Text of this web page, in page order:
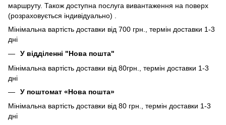
маршруту. Також доступна послуга вивантаження на поверх
(розраховується індивідуально) .
Мінімальна вартість доставки від 700 грн., термін доставки 1-3
дні
У відділенні "Нова пошта"
Мінімальна вартість доставки від 80грн., термін доставки 1-3
дні
У поштомат «Нова пошта»
Мінімальна вартість доставки від 80 грн., термін доставки 1-3
дні